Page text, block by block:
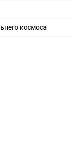
космоса